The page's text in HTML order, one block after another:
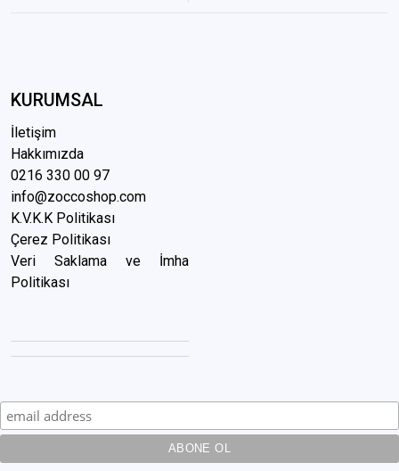
KURUMSAL
İletişim
Hakkımızda
0216 330 00 97
info@zoccoshop.com
K.V.K.K Politikası
Çerez Politikası
Veri Saklama ve İmha
Politikası